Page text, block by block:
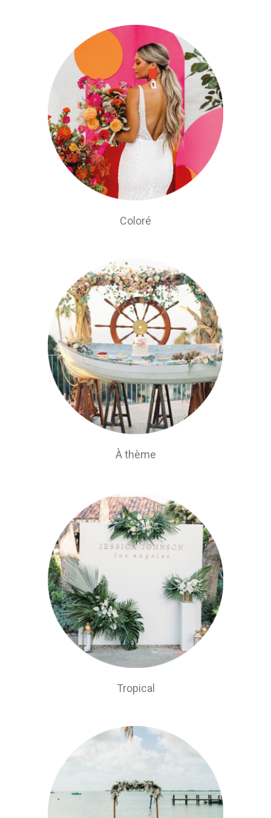
Coloré
À thème
Tropical